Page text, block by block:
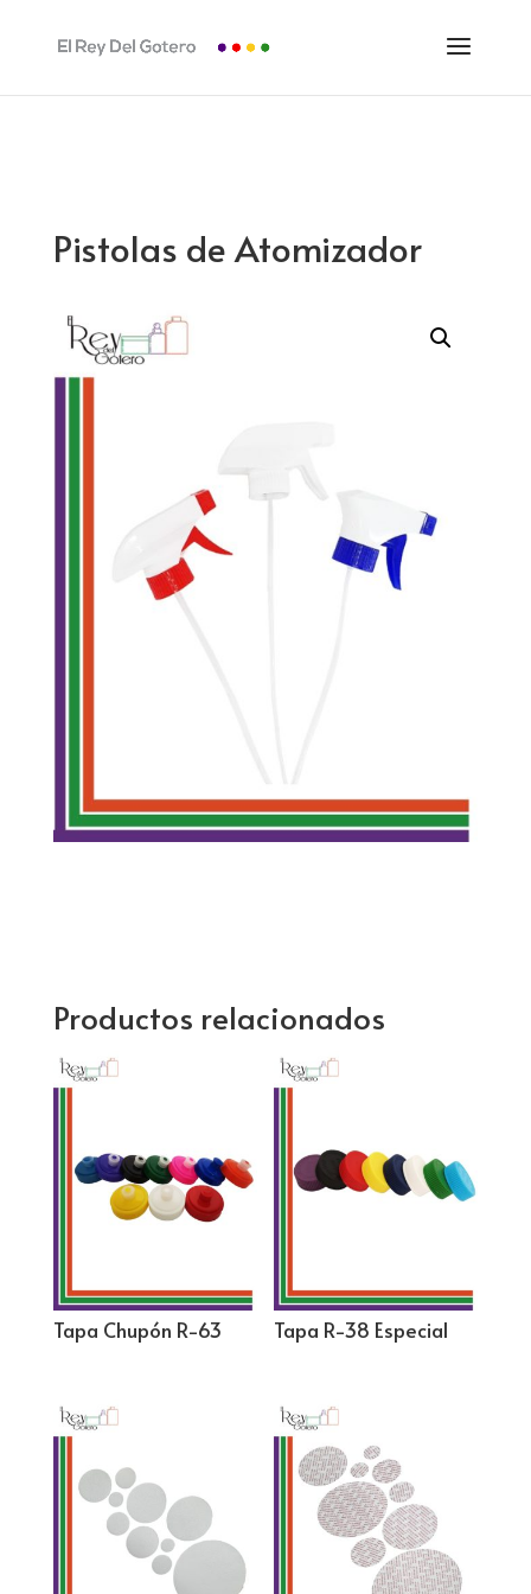
Pistolas de Atomizador
Productos relacionados
Tapa Chupón R-63 Tapa R-38 Especial